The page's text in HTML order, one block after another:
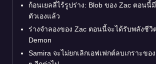
ก้อนเยลลี่ไร้รูปร่าง: Blob ของ Zac ตอนนี้
ตัวเองแล้ว
ร่างจำลองของ Zac ตอนนี้จะได้รับพลังชีวิ
Demon
Samira จะไม่ยกเลิกเอฟเฟกต์ลบเกราะขอ